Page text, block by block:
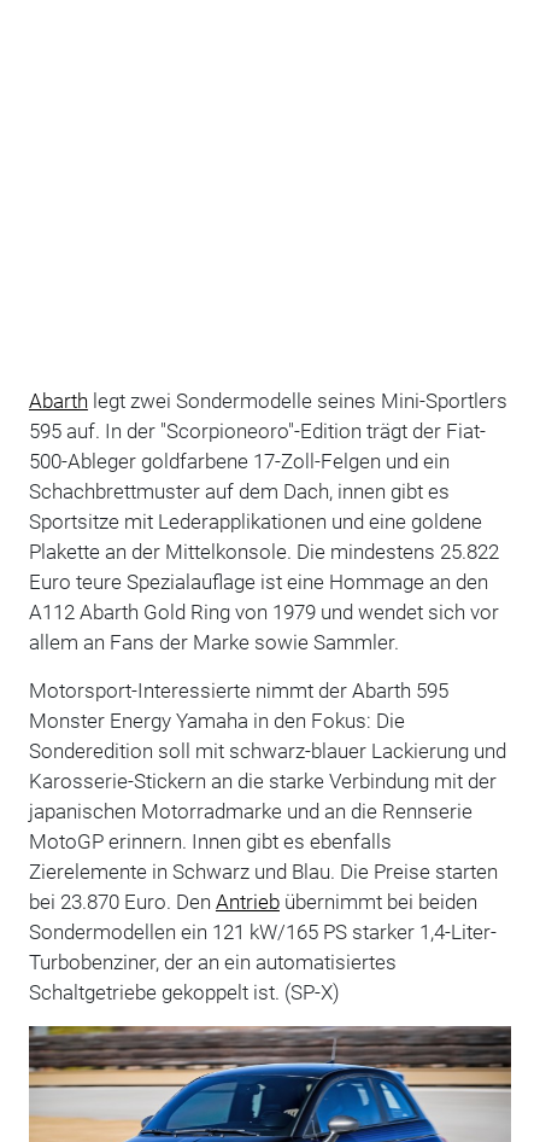
Abarth legt zwei Sondermodelle seines Mini-Sportlers
595 auf. In der "Scorpioneoro"-Edition trägt der Fiat-
500-Ableger goldfarbene 17-Zoll-Felgen und ein
Schachbrettmuster auf dem Dach, innen gibt es
Sportsitze mit Lederapplikationen und eine goldene
Plakette an der Mittelkonsole. Die mindestens 25.822
Euro teure Spezialauflage ist eine Hommage an den
A112 Abarth Gold Ring von 1979 und wendet sich vor
allem an Fans der Marke sowie Sammler.
Motorsport-Interessierte nimmt der Abarth 595
Monster Energy Yamaha in den Fokus: Die
Sonderedition soll mit schwarz-blauer Lackierung und
Karosserie-Stickern an die starke Verbindung mit der
japanischen Motorradmarke und an die Rennserie
MotoGP erinnern. Innen gibt es ebenfalls
Zierelemente in Schwarz und Blau. Die Preise starten
bei 23.870 Euro. Den Antriebübernimmt bei beiden
Sondermodellen ein 121 kW/165 PS starker 1,4-Liter-
Turbobenziner, der an ein automatisiertes
Schaltgetriebe gekoppelt ist. (SP-X)